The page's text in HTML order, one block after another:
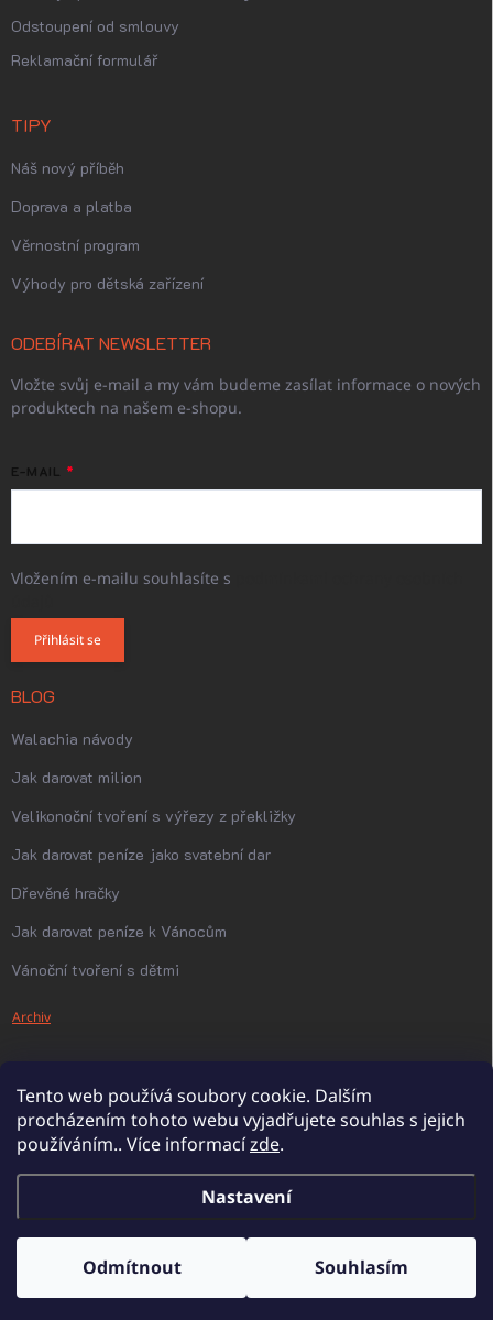
Tento web používá soubory cookie. Dalším
procházením tohoto webu vyjadřujete souhlas s jejich
používáním.. Více informacízde.
Nastavení
Odmítnout Souhlasím
Odstoupení od smlouvy
Reklamační formulář
TIPY
Náš nový příběh
Doprava a platba
Věrnostní program
Výhody pro dětská zařízení
ODEBÍRAT NEWSLETTER
Vložte svůj e-mail a my vám budeme zasílat informace o nových
produktech na našem e-shopu.
E-MAIL
Vložením e-mailu souhlasíte s
Přihlásit se
BLOG
Walachia návody
Jak darovat milion
Velikonoční tvoření s výřezy z překližky
Jak darovat peníze jako svatební dar
Dřevěné hračky
Jak darovat peníze k Vánocům
Vánoční tvoření s dětmi
Archiv
Vytvořil Shoptet
Copyright 2026PanDatel. Všechna práva vyhrazena.Upravit nastavení